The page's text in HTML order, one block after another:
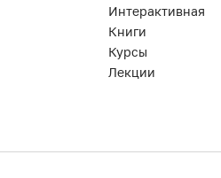
Интерактивная
Книги
Курсы
Лекции